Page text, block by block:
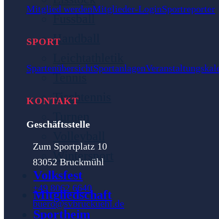
Fussball
Handball
Tennis
Tischtennis
Wintersport
Volksfest
Mitgliedschaft
Sportheim
Mitglied werdenMitglieder-LoginSportreporter
SPORT
SpartenübersichtSportanlagen
KONTAKT
Geschäftsstelle
Zum Sportplatz 10
83052 Bruckmühl
+49 8062 6640
buero@svbruckuehl.de